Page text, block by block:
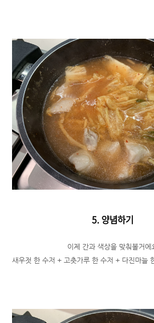
5. 양념하기
이제 간과 색상을 맞춰볼거에
새우젓 한 수저 + 고춧가루 한 수저 + 다진마늘